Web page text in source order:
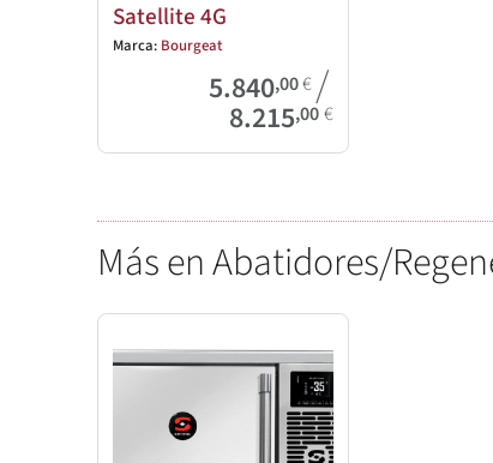
Satellite 4G
Marca: Bourgeat
5.840,00€/
8.215,00€
Más en Abatidores/